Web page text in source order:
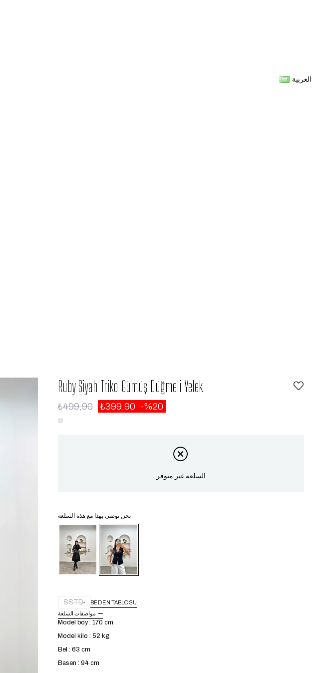
العربية
Ruby Siyah Triko Gümüş Düğmeli Yelek
₺499,90 ₺399,90 20
السلعة غير متوفر
نحن نوصي بهذا مع هذه السلعة
غير متوفر غير متوفر
SSTD
BEDEN TABLOSU
مواصفات السلعة
Model boy : 170 cm
Model kilo : 52 kg
Bel : 63 cm
Basen : 94 cm